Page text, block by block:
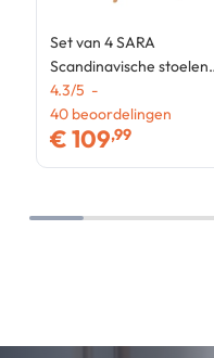
Set van 4 SARA
Scandinavische stoelen,
blauw patchworkpatroon
4.3/5 -
40 beoordelingen
€109,99